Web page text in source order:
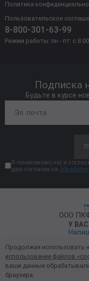
Политика
Пользовательское
8-800-301-63-99
Режим работы: пн - пт: с
Подписка
Будьте в курсе
Я ознакомлен(-на) и
даю согласие на
ООО
У
Продолжая использовать
использование файлов
ваши данные
браузера.